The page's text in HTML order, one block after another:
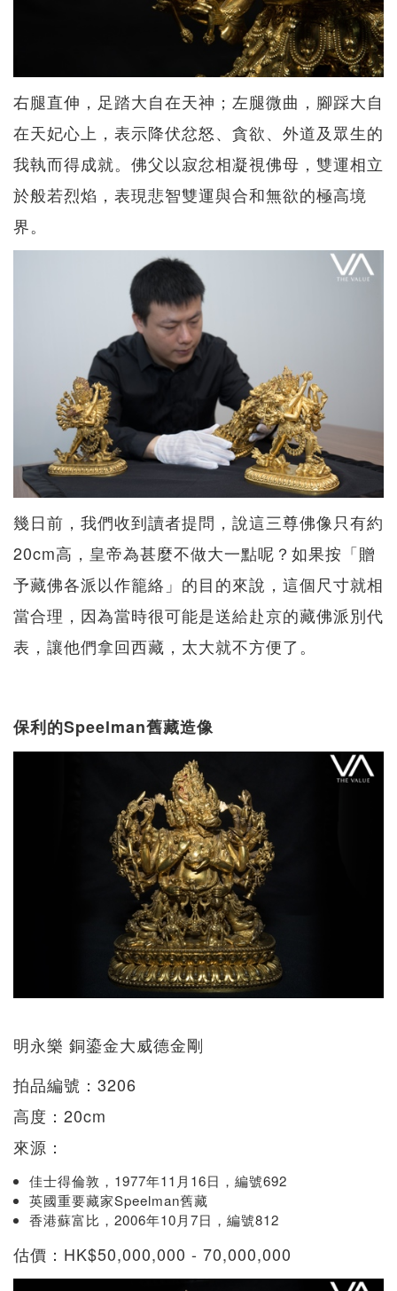
右腿直伸，足踏大自在天神；左腿微曲，腳踩大自
在天妃心上，表示降伏忿怒、貪欲、外道及眾生的
我執而得成就。佛父以寂忿相凝視佛母，雙運相立
於般若烈焰，表現悲智雙運與合和無欲的極高境
界。
幾日前，我們收到讀者提問，說這三尊佛像只有約
20cm高，皇帝為甚麼不做大一點呢？如果按「贈
予藏佛各派以作籠絡」的目的來說，這個尺寸就相
當合理，因為當時很可能是送給赴京的藏佛派別代
表，讓他們拿回西藏，太大就不方便了。
保利的Speelman舊藏造像
明永樂 銅鎏金大威德金剛
拍品編號：3206
高度：20cm
來源：
佳士得倫敦，1977年11月16日，編號692
英國重要藏家Speelman舊藏
香港蘇富比，2006年10月7日，編號812
估價：HK$50,000,000 - 70,000,000